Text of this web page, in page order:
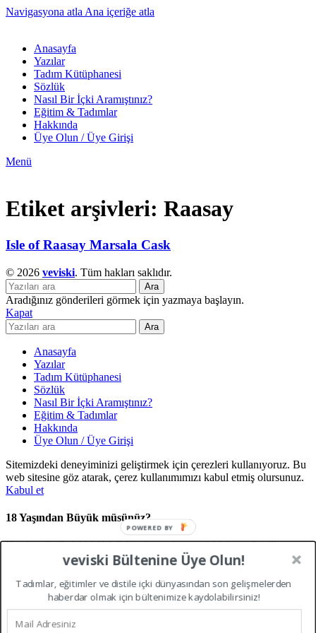
Navigasyona atla Ana içeriğe atla
Anasayfa
Yazılar
Tadım Kütüphanesi
Sözlük
Nasıl Bir İçki Aramıştınız?
Eğitim & Tadımlar
Hakkında
Üye Olun / Üye Girişi
Menü
Etiket arşivleri: Raasay
Isle of Raasay Marsala Cask
© 2026 veviski. Tüm hakları saklıdır.
Ara
Aradığınız gönderileri görmek için yazmaya başlayın.
Kapat
Ara
Anasayfa
Yazılar
Tadım Kütüphanesi
Sözlük
Nasıl Bir İçki Aramıştınız?
Eğitim & Tadımlar
Hakkında
Üye Olun / Üye Girişi
Sitemizdeki deneyiminizi geliştirmek için çerezleri kullanıyoruz. Bu
web sitesine göz atarak, çerez kullanımımızı kabul etmiş olursunuz.
Kabul et
18 Yaşından Büyük müsünüz?
Bu site, distile içki kültürü üzerine sadece yetişkinlere yönelik
eğitim, tarih ve tadım bilgilerini içermektedir. Türkiye Cumhuriyeti
kanunları gereği içerikleri görüntülemek için 18 yaşından büyük
olmanız gerekmektedir.Giriş yapmak için lütfen yaşınızı doğrulayın.
Erişim Engellendi
veviski Bültenine Üye Olun!
Tadımlar, eğitimler ve distile içki dünyasından son gelişmelerden
haberdar olmak için bültenimize kaydolabilirsiniz!
POWERED BY